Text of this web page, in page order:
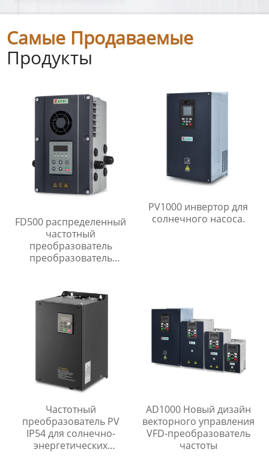
Самые Продаваемые
Продукты
FD500 распределенный
частотный
преобразователь
преобразователь
PV1000 инвертор для
солнечного насоса.
Частотный
преобразователь PV
IP54 для солнечно-
энергетических
AD1000 Новый дизайн
векторного управления
VFD-преобразователь
частоты